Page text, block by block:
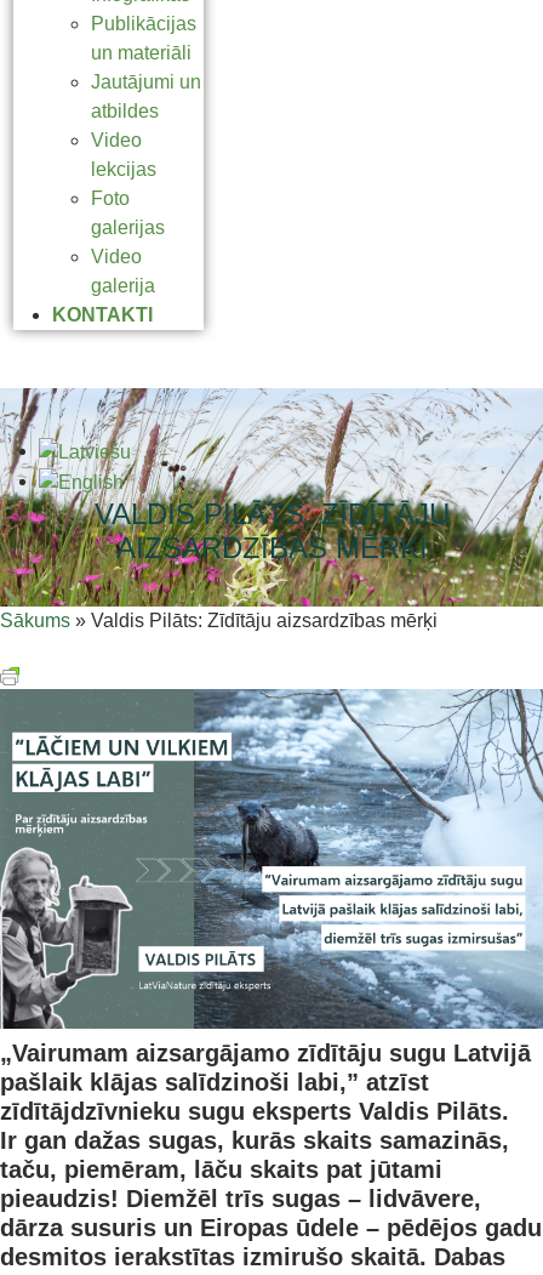
Publikācijas
un materiāli
Jautājumi un
atbildes
Video
lekcijas
Foto
galerijas
Video
galerija
KONTAKTI
VALDIS PILĀTS: ZĪDĪTĀJU
AIZSARDZĪBAS MĒRĶI
Sākums » Valdis Pilāts: Zīdītāju aizsardzības mērķi
„Vairumam aizsargājamo zīdītāju sugu Latvijā
pašlaik klājas salīdzinoši labi,” atzīst
zīdītājdzīvnieku sugu eksperts Valdis Pilāts.
Ir gan dažas sugas, kurās skaits samazinās,
taču, piemēram, lāču skaits pat jūtami
pieaudzis! Diemžēl trīs sugas – lidvāvere,
dārza susuris un Eiropas ūdele – pēdējos gadu
desmitos ierakstītas izmirušo skaitā. Dabas